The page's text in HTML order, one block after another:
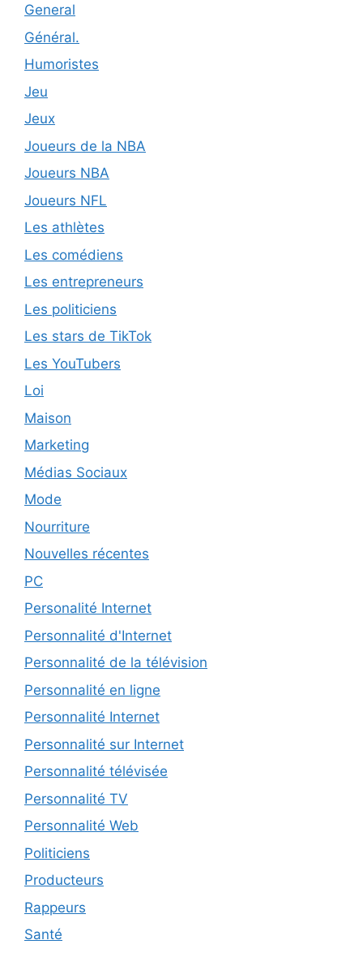
General
Général.
Humoristes
Jeu
Jeux
Joueurs de la NBA
Joueurs NBA
Joueurs NFL
Les athlètes
Les comédiens
Les entrepreneurs
Les politiciens
Les stars de TikTok
Les YouTubers
Loi
Maison
Marketing
Médias Sociaux
Mode
Nourriture
Nouvelles récentes
PC
Personalité Internet
Personnalité d'Internet
Personnalité de la télévision
Personnalité en ligne
Personnalité Internet
Personnalité sur Internet
Personnalité télévisée
Personnalité TV
Personnalité Web
Politiciens
Producteurs
Rappeurs
Santé